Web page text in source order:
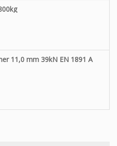
11,0 mm 39kN EN 1891 A